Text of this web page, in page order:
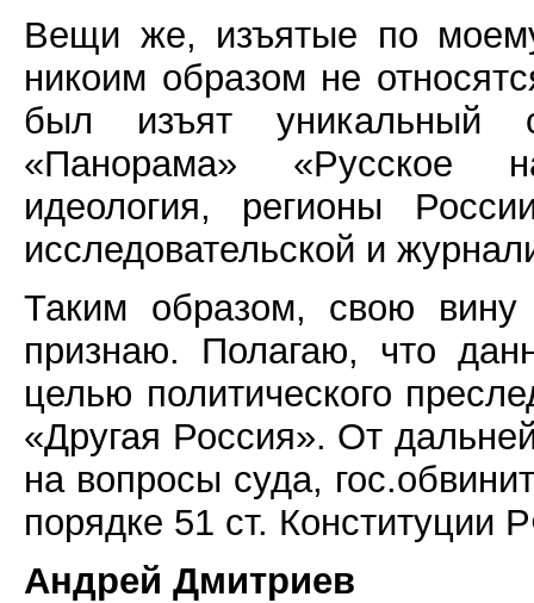
Вещи же, изъятые по
никоим образом не
был изъят уникальный
«Панорама» «Русское
идеология, регионы
исследовательской и
Таким образом, свою
признаю. Полагаю, что
целью политического
«Другая Россия». От
на вопросы суда,
порядке 51 ст. Конституции
Андрей Дмитриев